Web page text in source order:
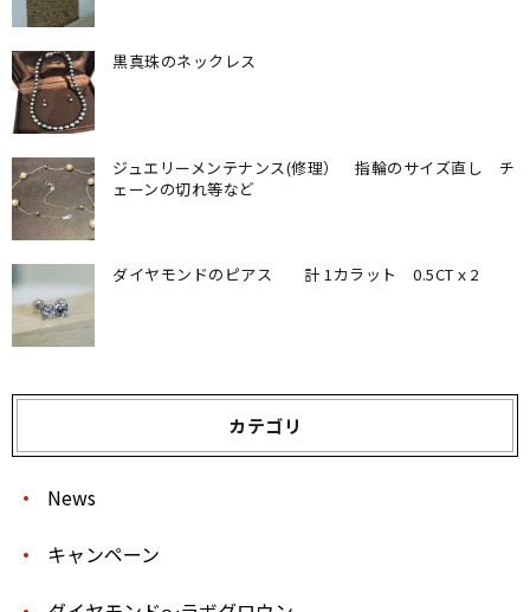
ン
チ
ェ
ン
ジ
す
る
黒真珠のネックレス
ジュエリーメンテナンス(修理） 指輪のサイズ直し チ
ェーンの切れ等など
ダイヤモンドのピアス 計 1カラット 0.5CTｘ2
カテゴリ
News
キャンペーン